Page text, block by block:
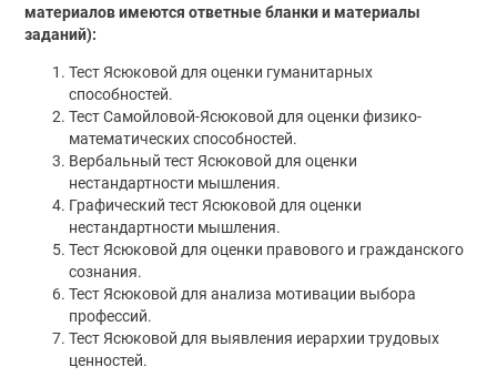
материалов имеются ответные бланки и материалы
заданий):
Тест Ясюковой для оценки гуманитарных
способностей.
Тест Самойловой-Ясюковой для оценки физико-
математических способностей.
Вербальный тест Ясюковой для оценки
нестандартности мышления.
Графический тест Ясюковой для оценки
нестандартности мышления.
Тест Ясюковой для оценки правового и гражданского
сознания.
Тест Ясюковой для анализа мотивации выбора
профессий.
Тест Ясюковой для выявления иерархии трудовых
ценностей.